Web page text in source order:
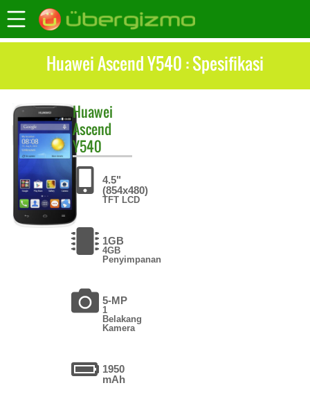
Huawei Ascend Y540 : Spesifikasi
Huawei
Ascend
Y540
4.5"
(854x480)
TFT LCD
1GB
4GB
Penyimpanan
5-MP
1
Belakang
Kamera
1950
mAh